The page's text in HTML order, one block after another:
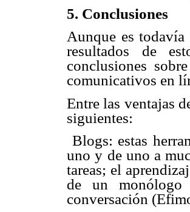
5. Conclusiones
Aunque es
resultados de
conclusiones
comunicativos en
Entre las ventajas
siguientes:
 Blogs: estas
uno y de uno a
tareas; el
de un
conversación